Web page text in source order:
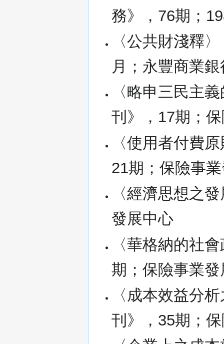
務》，76期；
〈公共財淺釋
月；永豐商業
〈略申三民主
刊》，17期；
〈使用者付費
21期；保險事
〈經濟思想之
發展中心
〈華格納的社
期；保險事業
〈成本效益分
刊》，35期；